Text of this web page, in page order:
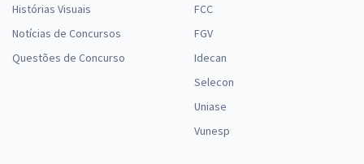
Histórias Visuais
Notícias de Concursos
Questões de Concurso
FCC
FGV
Idecan
Selecon
Uniase
Vunesp